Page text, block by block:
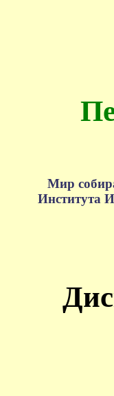
Мир
Института